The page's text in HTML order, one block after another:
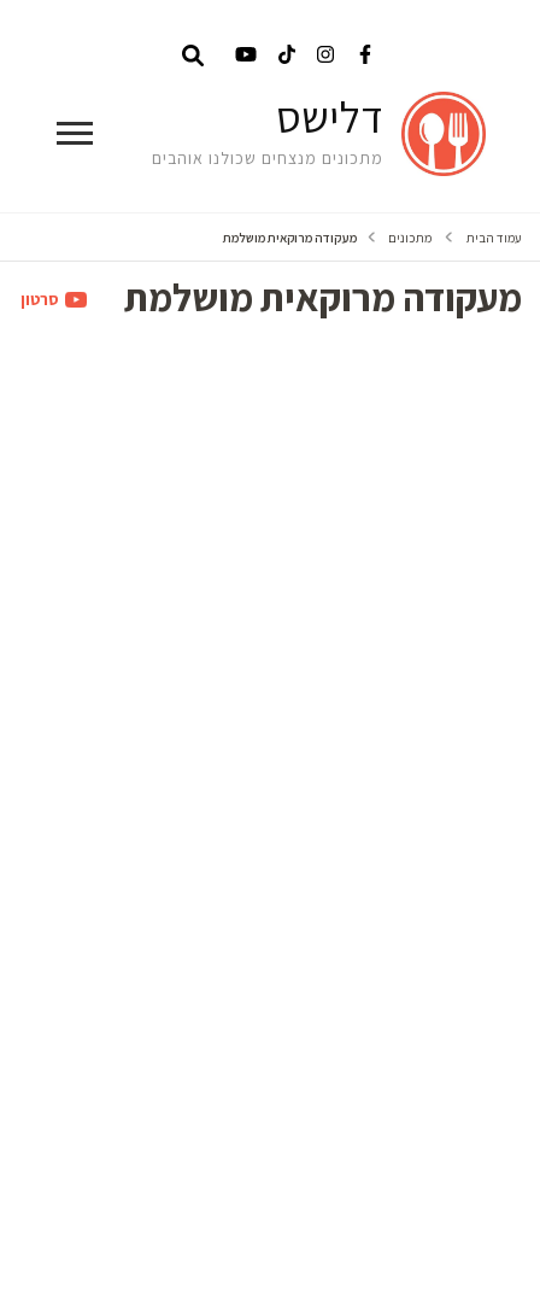
דלישס
מתכונים מנצחים שכולנו אוהבים
עמוד הבית מתכונים מעקודה מרוקאית מושלמת
מעקודה מרוקאית מושלמת סרטון